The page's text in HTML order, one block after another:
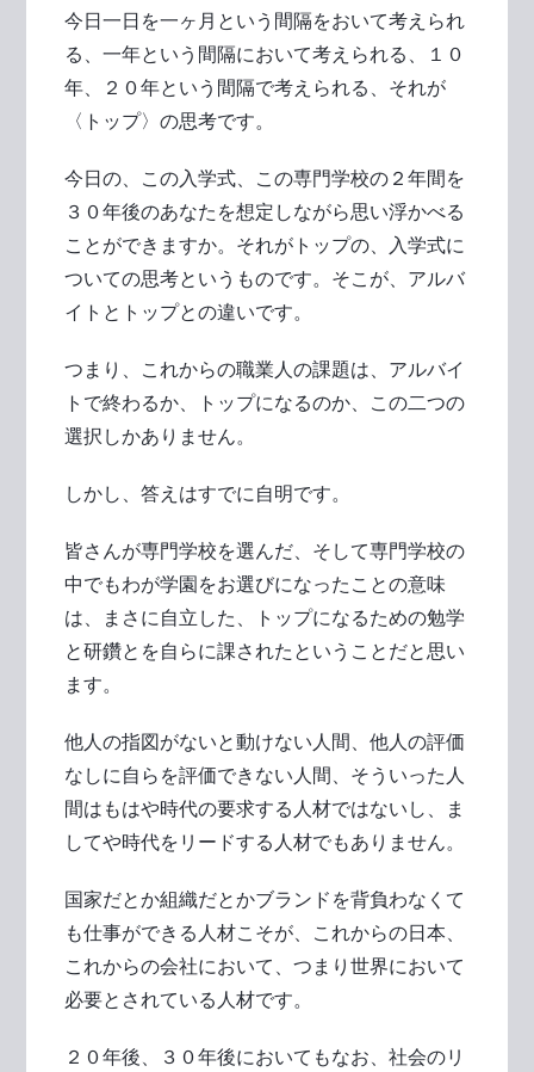
今日一日を一ヶ月という間隔をおいて考えられ
る、一年という間隔において考えられる、１０
年、２０年という間隔で考えられる、それが
〈トップ〉の思考です。
今日の、この入学式、この専門学校の２年間を
３０年後のあなたを想定しながら思い浮かべる
ことができますか。それがトップの、入学式に
ついての思考というものです。そこが、アルバ
イトとトップとの違いです。
つまり、これからの職業人の課題は、アルバイ
トで終わるか、トップになるのか、この二つの
選択しかありません。
しかし、答えはすでに自明です。
皆さんが専門学校を選んだ、そして専門学校の
中でもわが学園をお選びになったことの意味
は、まさに自立した、トップになるための勉学
と研鑽とを自らに課されたということだと思い
ます。
他人の指図がないと動けない人間、他人の評価
なしに自らを評価できない人間、そういった人
間はもはや時代の要求する人材ではないし、ま
してや時代をリードする人材でもありません。
国家だとか組織だとかブランドを背負わなくて
も仕事ができる人材こそが、これからの日本、
これからの会社において、つまり世界において
必要とされている人材です。
２０年後、３０年後においてもなお、社会のリ